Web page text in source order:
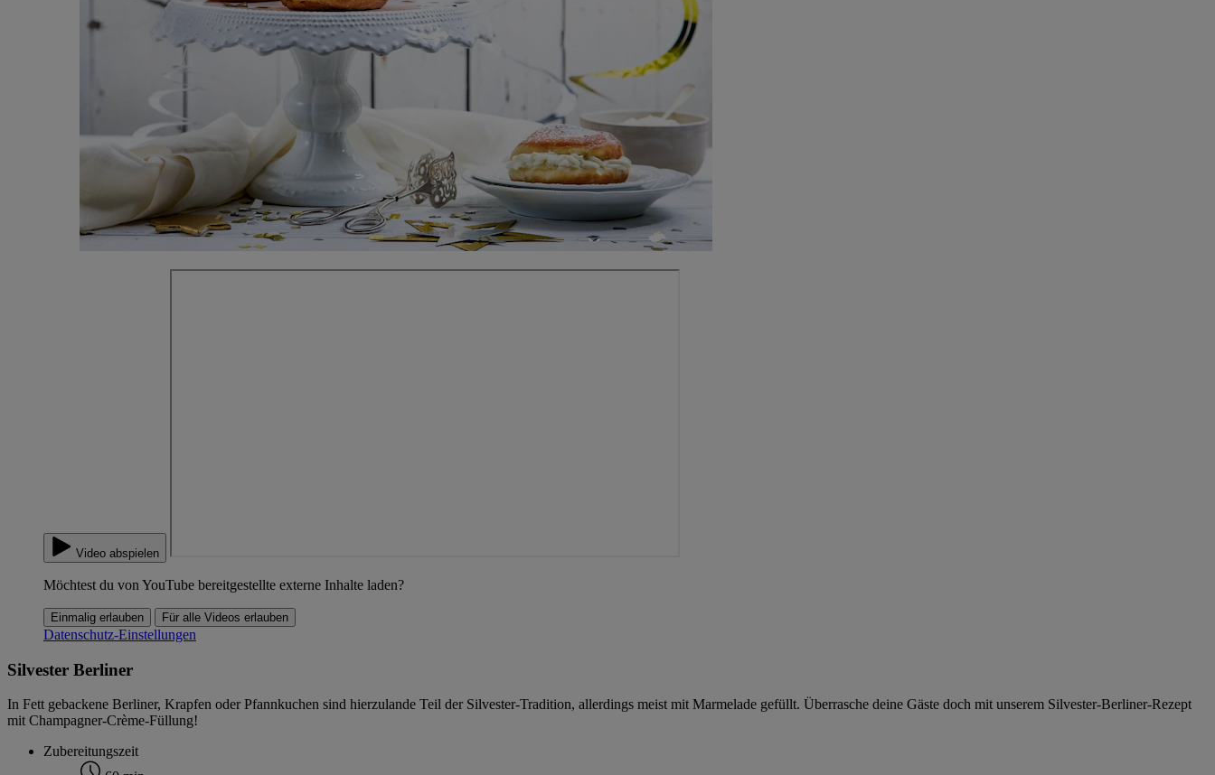
Video abspielen
Möchtest du von YouTube bereitgestellte externe Inhalte laden?
Einmalig erlauben Für alle Videos erlauben
Datenschutz-Einstellungen
Silvester Berliner
In Fett gebackene Berliner, Krapfen oder Pfannkuchen sind hierzulande Teil der Silvester-Tradition, allerdings meist mit Marmelade gefüllt. Überrasche deine Gäste doch mit unserem Silvester-Berliner-Rezept
mit Champagner-Crème-Füllung!
Zubereitungszeit